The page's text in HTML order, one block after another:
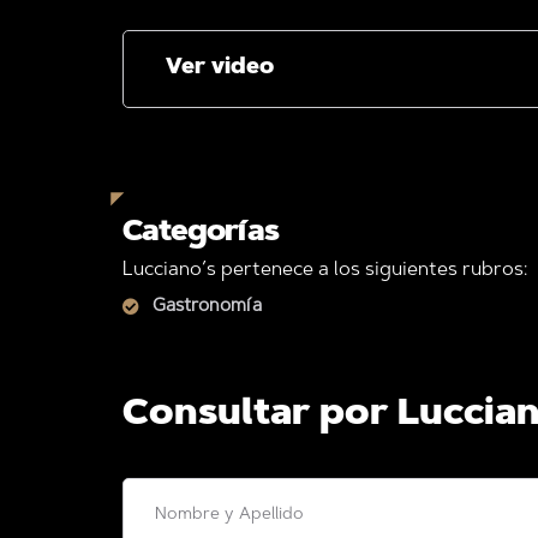
Ver video
Categorías
Lucciano’s pertenece a los siguientes rubros:
Gastronomía
Consultar por